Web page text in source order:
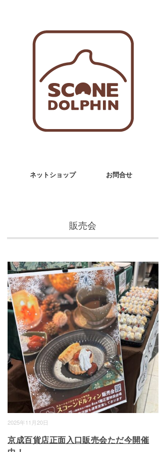
ネットショップ お問合せ
販売会
2025年11月20日
京成百貨店正面入口販売会ただ今開催